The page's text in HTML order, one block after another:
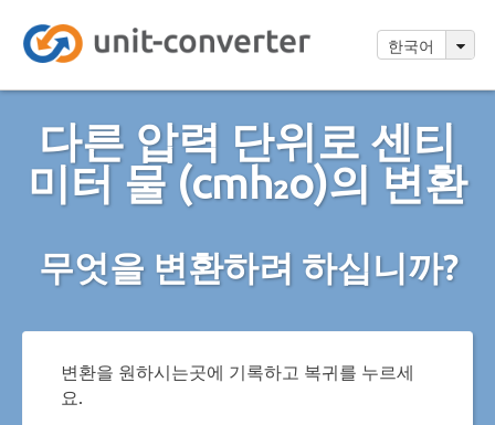
한국어
다른 압력 단위로 센티
미터 물 (cmh₂o)의 변환
무엇을 변환하려 하십니까?
변환을 원하시는곳에 기록하고 복귀를 누르세
요.